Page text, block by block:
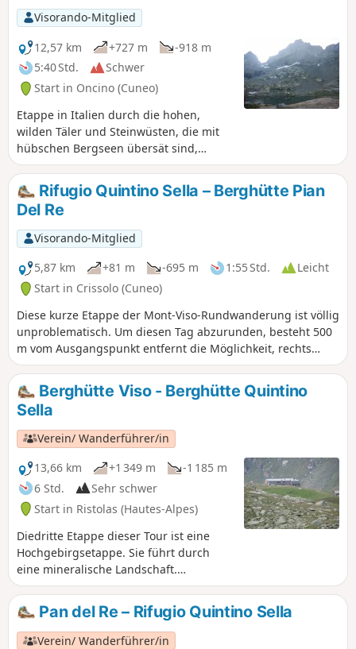
Visorando-Mitglied
12,57 km
+727 m
-918 m
5:40 Std.
Schwer
Start in Oncino (Cuneo)
Etappe in Italien durch die hohen,
wilden Täler und Steinwüsten, die mit
hübschen Bergseen übersät sind,
immer rund um den Viso.
Rifugio Quintino Sella – Berghütte Pian
Del Re
Visorando-Mitglied
5,87 km
+81 m -695 m 1:55 Std.
Leicht
Start in Crissolo (Cuneo)
Diese kurze Etappe der Mont-Viso-Rundwanderung ist völlig
unproblematisch. Um diesen Tag abzurunden, besteht 500
m vom Ausgangspunkt entfernt die Möglichkeit, rechts
einen Abstecher zum Gipfel des Viso Mozzo auf 3019 m zu
machen, von wo aus man einen wunderschönen Blick auf
die Poebene hat, die in Pian del Re, dem Ziel dieser Etappe,
entspringt.
Berghütte Viso - Berghütte Quintino
Sella
Verein/ Wanderführer/in
13,66 km
+1 349 m
-1 185 m
6 Std.
Sehr schwer
Start in Ristolas (Hautes-Alpes)
Diedritte Etappe dieser Tour ist eine
Hochgebirgsetappe. Sie führt durch
eine mineralische Landschaft.
Überquerung des höchsten Passes
dieser Wanderung. Sehr schöne
Aussicht auf die Quellen des Po vom
Sentier du Postier aus.
Pan del Re – Rifugio Quintino Sella
Verein/ Wanderführer/in